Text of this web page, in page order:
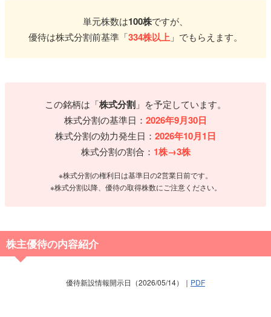
単元株数は100株ですが、
優待は株式分割前基準「334株以上 」でもらえます。
この銘柄は「株式分割 」を予定しています。
株式分割の基準日： 2026年9月30日
株式分割の効力発生日： 2026年10月1日
株式分割の割合： 1株→3株
※株式分割の権利日は基準日の2営業日前です。
※株式分割以降、優待の取得株数にご注意ください。
株主優待の内容紹介
優待新設情報開示日（2026/05/14）｜ PDF